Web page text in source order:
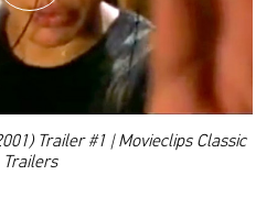
Trailer #1 | Movieclips Classic
Trailers
DODAJ TEN FILM DO PLAYLISTY